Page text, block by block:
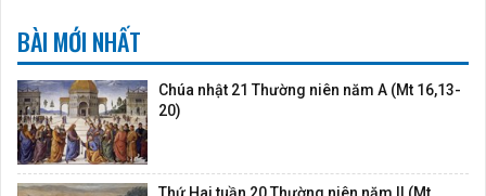
BÀI MỚI NHẤT
Chúa nhật 21 Thường niên năm A (Mt 16,13-
20)